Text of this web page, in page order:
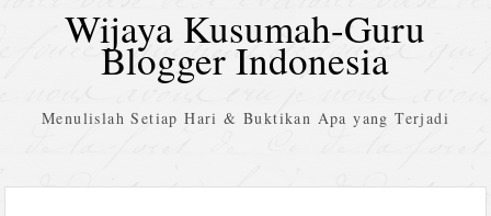
Wijaya Kusumah-Guru
Blogger Indonesia
Menulislah Setiap Hari & Buktikan Apa yang Terjadi